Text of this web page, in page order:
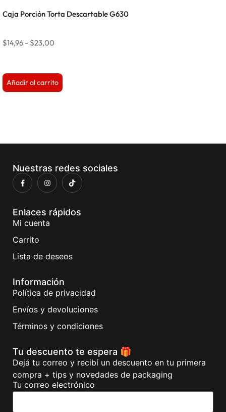
Caja Porción Torta Descartable G630
$14,96 - $23,00
Añadir al carrito
Nuestras redes sociales
Enlaces rápidos
Mi cuenta
Carrito
Lista de deseos
Información
Política de privacidad
Envíos y devoluciones
Términos y condiciones
Tu descuento te espera 🎁
Dejá tu correo y recibí un descuento en tu primera
compra + tips y novedades de packaging
Tu correo electrónico